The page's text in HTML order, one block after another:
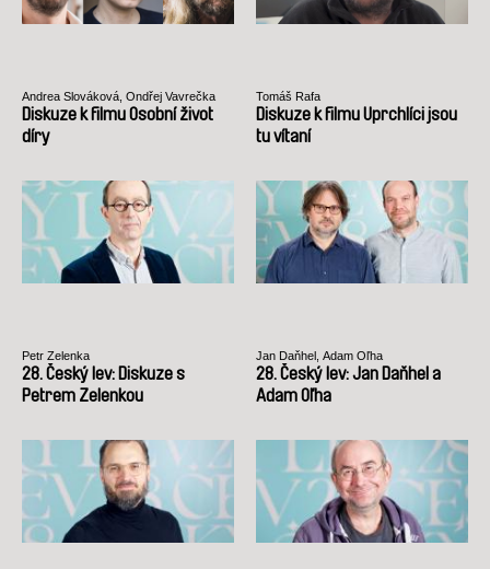
Andrea Slováková, Ondřej Vavrečka
Diskuze k filmu Osobní život
díry
Tomáš Rafa
Diskuze k filmu Uprchlíci jsou
tu vítaní
Petr Zelenka
28. Český lev: Diskuze s
Petrem Zelenkou
Jan Daňhel, Adam Oľha
28. Český lev: Jan Daňhel a
Adam Oľha